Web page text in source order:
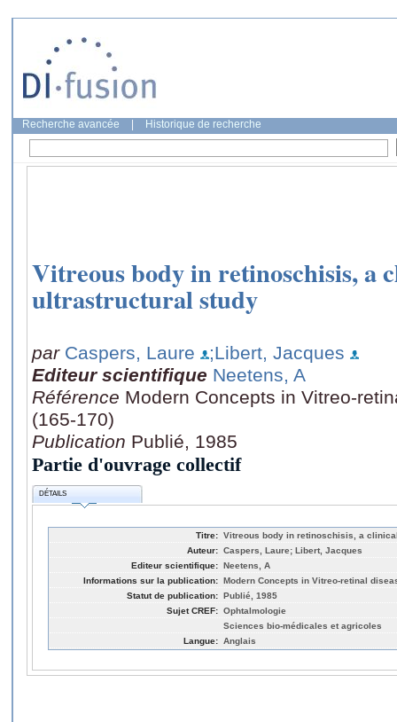
Recherche avancée Historique de recherche
Vitreous body in retinoschisis, a
ultrastructural study
par Caspers, Laure
;Libert, Jacques
Editeur scientifique Neetens, A
Référence Modern Concepts in Vitreo-
(165-170)
Publication Publié, 1985
Partie d'ouvrage collectif
DÉTAILS
Titre: Vitreous body in retinoschisis, a
Auteur: Caspers, Laure; Libert, Jacques
Editeur scientifique: Neetens, A
Informations sur la publication: Modern Concepts in Vitreo-retinal
Statut de publication: Publié, 1985
Sujet CREF: Ophtalmologie
Sciences bio-médicales et agricoles
Langue: Anglais